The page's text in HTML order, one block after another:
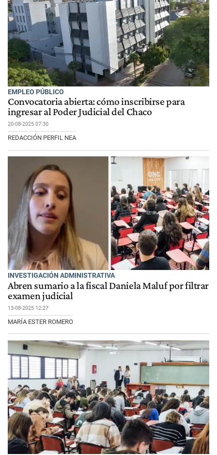
EMPLEO PÚBLICO
Convocatoria abierta: cómo inscribirse para
ingresar al Poder Judicial del Chaco
20-08-2025 07:30
REDACCIÓN PERFIL NEA
INVESTIGACIÓN ADMINISTRATIVA
Abren sumario a la fiscal Daniela Maluf por filtrar
examen judicial
13-08-2025 12:27
MARÍA ESTER ROMERO